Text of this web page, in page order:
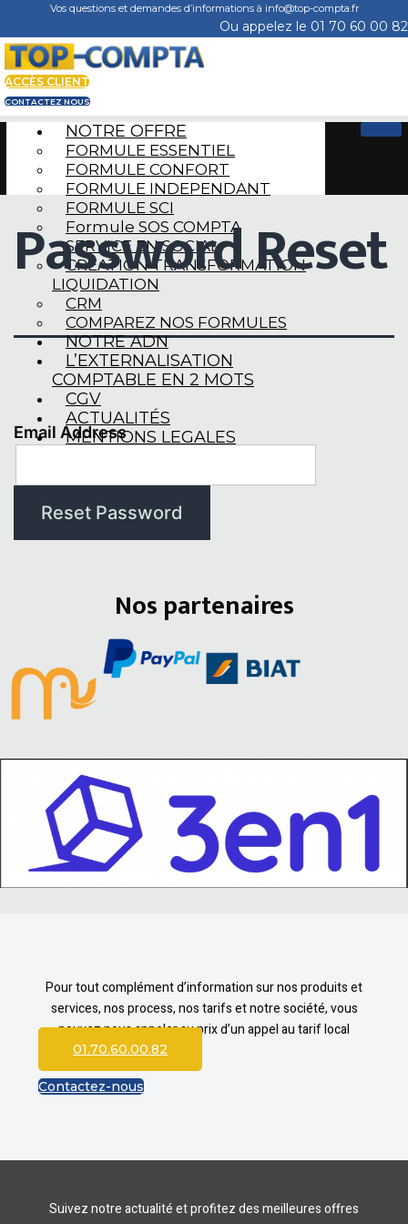
content
Vos questions et demandes d’informations à info@top-compta.fr
Ou appelez le 01 70 60 00 82
ACCÈS CLIENT
CONTACTEZ NOUS
NOTRE OFFRE
FORMULE ESSENTIEL
FORMULE CONFORT
FORMULE INDEPENDANT
FORMULE SCI
Formule SOS COMPTA
SERVICE EN SOCIAL
CREATION TRANSFORMATION
LIQUIDATION
CRM
COMPAREZ NOS FORMULES
NOTRE ADN
L’EXTERNALISATION
COMPTABLE EN 2 MOTS
CGV
ACTUALITÉS
MENTIONS LEGALES
X
Password Reset
Email Address
Nos partenaires
Pour tout complément d’information sur nos produits et
services, nos process, nos tarifs et notre société, vous
pouvez nous appeler au prix d’un appel au tarif local
01.70.60.00.82
Contactez-nous
Suivez notre actualité et profitez des meilleures offres